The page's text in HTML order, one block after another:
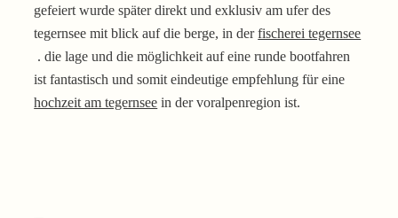
gefeiert wurde später direkt und exklusiv am ufer des
tegernsee mit blick auf die berge, in derfischerei tegernsee
. die lage und die möglichkeit auf eine runde bootfahren
ist fantastisch und somit eindeutige empfehlung für eine
hochzeit am tegernsee in der voralpenregion ist.